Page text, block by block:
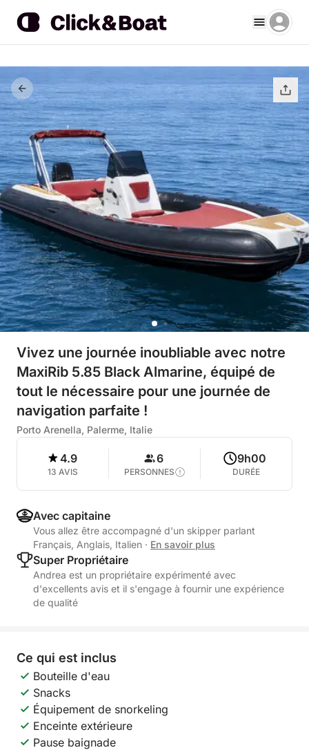
Vivez une journée inoubliable avec notre
MaxiRib 5.85 Black Almarine, équipé de
tout le nécessaire pour une journée de
navigation parfaite !
Porto Arenella, Palerme, Italie
4.9
13 AVIS
6
PERSONNES
9h00
DURÉE
Avec capitaine
Vous allez être accompagné d'un skipper parlant
Français, Anglais, Italien · En savoir plus
Super Propriétaire
Andrea est un propriétaire expérimenté avec
d'excellents avis et il s'engage à fournir une expérience
de qualité
Ce qui est inclus
Bouteille d'eau
Snacks
Équipement de snorkeling
Enceinte extérieure
Pause baignade